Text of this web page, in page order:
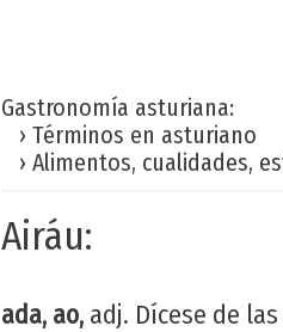
Gastronomía asturiana:
› Términos en asturiano
› Alimentos, cualidades,
Airáu:
ada, ao, adj. Dícese de